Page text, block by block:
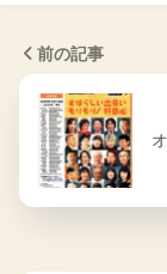
前の記事